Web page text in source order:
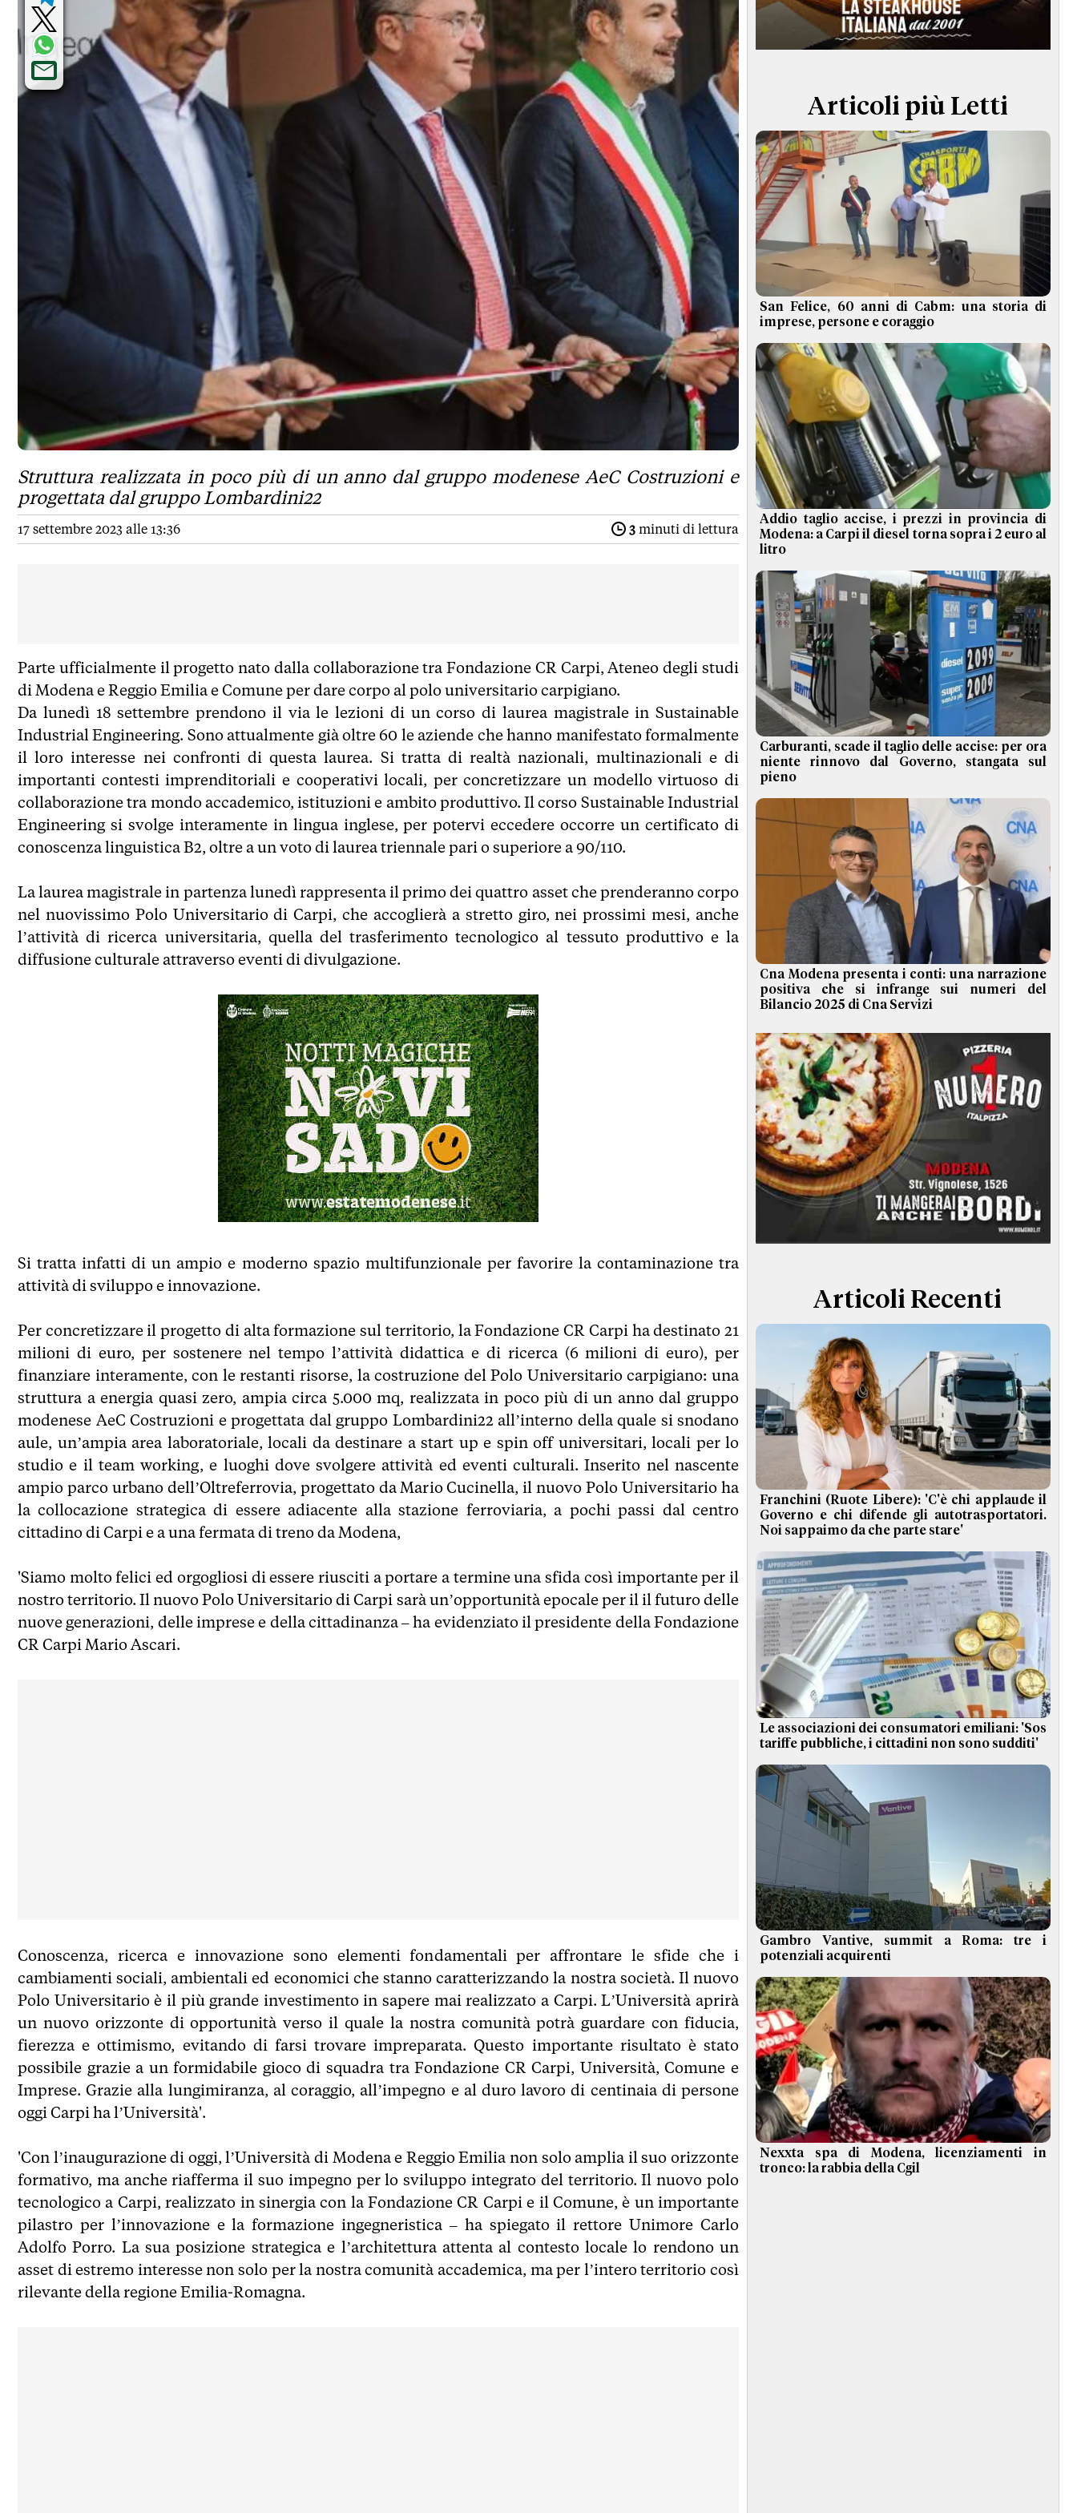
TERMINI e CONDIZIONI
Struttura realizzata in poco più di un anno dal gruppo modenese AeC Costruzioni e
progettata dal gruppo Lombardini22
17 settembre 2023 alle 13:36 3 minuti di lettura
Parte ufficialmente il progetto nato dalla collaborazione tra Fondazione CR Carpi, Ateneo degli studi
di Modena e Reggio Emilia e Comune per dare corpo al polo universitario carpigiano.
Da lunedì 18 settembre prendono il via le lezioni di un corso di laurea magistrale in Sustainable
Industrial Engineering. Sono attualmente già oltre 60 le aziende che hanno manifestato formalmente
il loro interesse nei confronti di questa laurea. Si tratta di realtà nazionali, multinazionali e di
importanti contesti imprenditoriali e cooperativi locali, per concretizzare un modello virtuoso di
collaborazione tra mondo accademico, istituzioni e ambito produttivo. Il corso Sustainable Industrial
Engineering si svolge interamente in lingua inglese, per potervi eccedere occorre un certificato di
conoscenza linguistica B2, oltre a un voto di laurea triennale pari o superiore a 90/110.
La laurea magistrale in partenza lunedì rappresenta il primo dei quattro asset che prenderanno corpo
nel nuovissimo Polo Universitario di Carpi, che accoglierà a stretto giro, nei prossimi mesi, anche
l’attività di ricerca universitaria, quella del trasferimento tecnologico al tessuto produttivo e la
diffusione culturale attraverso eventi di divulgazione.
Si tratta infatti di un ampio e moderno spazio multifunzionale per favorire la contaminazione tra
attività di sviluppo e innovazione.
Per concretizzare il progetto di alta formazione sul territorio, la Fondazione CR Carpi ha destinato 21
milioni di euro, per sostenere nel tempo l’attività didattica e di ricerca (6 milioni di euro), per
finanziare interamente, con le restanti risorse, la costruzione del Polo Universitario carpigiano: una
struttura a energia quasi zero, ampia circa 5.000 mq, realizzata in poco più di un anno dal gruppo
modenese AeC Costruzioni e progettata dal gruppo Lombardini22 all’interno della quale si snodano
aule, un’ampia area laboratoriale, locali da destinare a start up e spin off universitari, locali per lo
studio e il team working, e luoghi dove svolgere attività ed eventi culturali. Inserito nel nascente
ampio parco urbano dell’Oltreferrovia, progettato da Mario Cucinella, il nuovo Polo Universitario ha
la collocazione strategica di essere adiacente alla stazione ferroviaria, a pochi passi dal centro
cittadino di Carpi e a una fermata di treno da Modena,
'Siamo molto felici ed orgogliosi di essere riusciti a portare a termine una sfida così importante per il
nostro territorio. Il nuovo Polo Universitario di Carpi sarà un’opportunità epocale per il il futuro delle
nuove generazioni, delle imprese e della cittadinanza – ha evidenziato il presidente della Fondazione
CR Carpi Mario Ascari.
Conoscenza, ricerca e innovazione sono elementi fondamentali per affrontare le sfide che i
cambiamenti sociali, ambientali ed economici che stanno caratterizzando la nostra società. Il nuovo
Polo Universitario è il più grande investimento in sapere mai realizzato a Carpi. L’Università aprirà
un nuovo orizzonte di opportunità verso il quale la nostra comunità potrà guardare con fiducia,
fierezza e ottimismo, evitando di farsi trovare impreparata. Questo importante risultato è stato
possibile grazie a un formidabile gioco di squadra tra Fondazione CR Carpi, Università, Comune e
Imprese. Grazie alla lungimiranza, al coraggio, all’impegno e al duro lavoro di centinaia di persone
oggi Carpi ha l’Università'.
'Con l’inaugurazione di oggi, l’Università di Modena e Reggio Emilia non solo amplia il suo orizzonte
formativo, ma anche riafferma il suo impegno per lo sviluppo integrato del territorio. Il nuovo polo
tecnologico a Carpi, realizzato in sinergia con la Fondazione CR Carpi e il Comune, è un importante
pilastro per l’innovazione e la formazione ingegneristica – ha spiegato il rettore Unimore Carlo
Adolfo Porro. La sua posizione strategica e l’architettura attenta al contesto locale lo rendono un
asset di estremo interesse non solo per la nostra comunità accademica, ma per l’intero territorio così
rilevante della regione Emilia-Romagna.
Articoli più Letti
San Felice, 60 anni di Cabm: una storia di
imprese, persone e coraggio
Addio taglio accise, i prezzi in provincia di
Modena: a Carpi il diesel torna sopra i 2 euro al
litro
Carburanti, scade il taglio delle accise: per ora
niente rinnovo dal Governo, stangata sul
pieno
Cna Modena presenta i conti: una narrazione
positiva che si infrange sui numeri del
Bilancio 2025 di Cna Servizi
Articoli Recenti
Franchini (Ruote Libere): 'C'è chi applaude il
Governo e chi difende gli autotrasportatori.
Noi sappaimo da che parte stare'
Le associazioni dei consumatori emiliani: 'Sos
tariffe pubbliche, i cittadini non sono sudditi'
Gambro Vantive, summit a Roma: tre i
potenziali acquirenti
Nexxta spa di Modena, licenziamenti in
tronco: la rabbia della Cgil